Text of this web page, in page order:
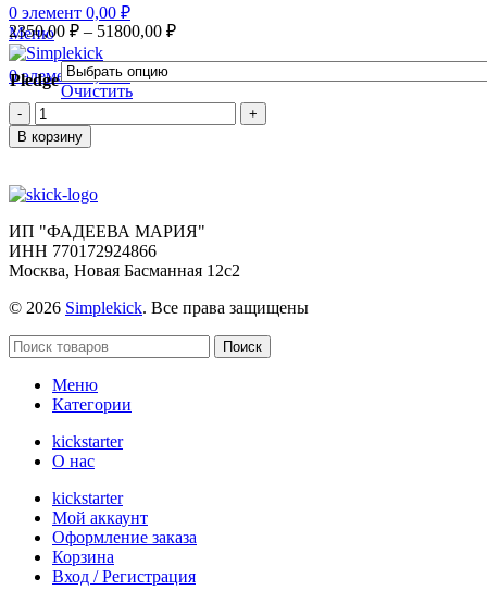
0 элемент 0,00 ₽
Меню
0элемент 0,00₽
2350,00 ₽ – 51800,00 ₽
Pledge
Очистить
Количество
товара
Финализация
Dead
Men
Tales
-
Davy
Plunder
В корзину
ИП "ФАДЕЕВА МАРИЯ"
ИНН 770172924866
Москва, Новая Басманная 12с2
© 2026 Simplekick. Все права защищены
Поиск
Меню
Категории
kickstarter
О нас
kickstarter
Мой аккаунт
Оформление заказа
Корзина
Вход / Регистрация